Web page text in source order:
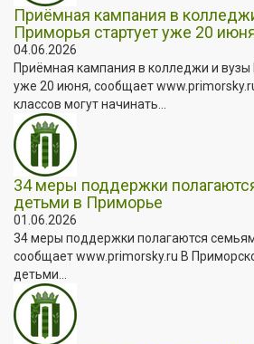
Приёмная кампания в
Приморья стартует уже 20
04.06.2026
Приёмная кампания в колледжи и вузы
уже 20 июня, сообщает
классов могут начинать...
34 меры поддержки
детьми в Приморье
01.06.2026
34 меры поддержки полагаются
сообщает www.primorsky.ru В
детьми...